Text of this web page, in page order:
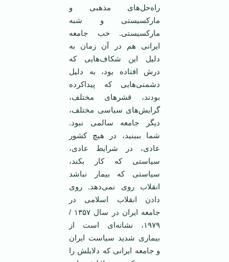
راه‌حل‌های مذهبی و
مارکسیستی و شبه
مارکسیستی. خب جامعه
ایرانی هم در آن زمان به
دلیل این شکاف‌هایی که
درش افتاده بود، به دلیل
دشمنی‌هایی که پیداکرده
بودند، قشرهای مختلف،
گرایش‌های سیاسی مختلف،
دیگر جامعه سالمی نبود.
شما ببینید، در هیچ کشور
عادی، در شرایط عادی،
سیاستی که کار بکند،
سیاستی که بیمار نباشد
انقلاب روی نمی‌دهد. روی
دادن انقلاب اسلامی در
جامعه ایران در سال ۱۳۵۷ /
۱۹۷۹، نشانه‌ای است از
بیماری شدید سیاست ایران
و جامعه ایرانی که دلایلش را